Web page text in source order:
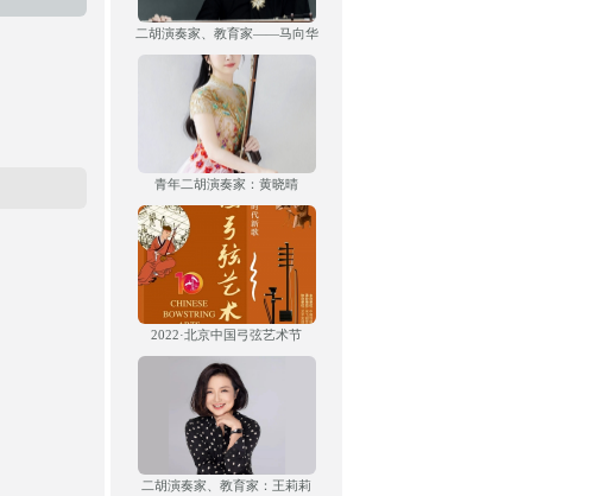
二胡演奏家、教育家——马向华
青年二胡演奏家：黄晓晴
2022·北京中国弓弦艺术节
二胡演奏家、教育家：王莉莉